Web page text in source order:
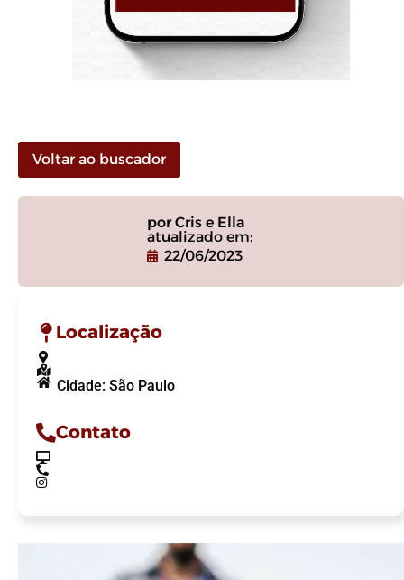
Voltar ao buscador
por Cris e Ella
atualizado em:
22/06/2023
Localização
Cidade: São Paulo
Contato